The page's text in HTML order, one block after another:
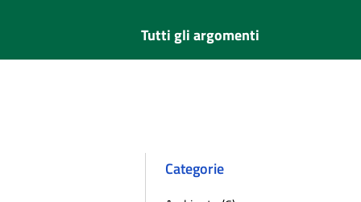
Tutti gli argomenti
Categorie